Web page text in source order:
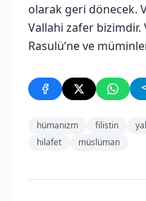
olarak geri dönecek.
Vallahi zafer bizimdir.
Rasulü’ne ve
hümanizm filistin
hilafet
müslüman